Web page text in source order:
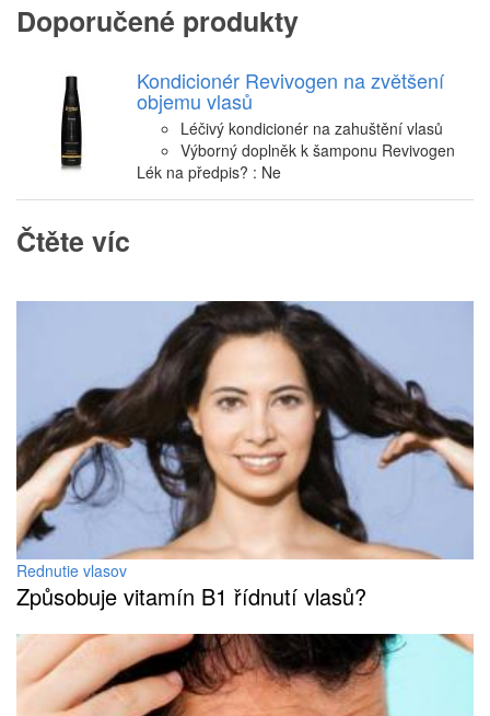
Doporučené produkty
Kondicionér Revivogen na zvětšení
objemu vlasů
Léčivý kondicionér na zahuštění vlasů
Výborný doplněk k šamponu Revivogen
Lék na předpis? : Ne
Čtěte víc
Rednutie vlasov
Způsobuje vitamín B1 řídnutí vlasů?